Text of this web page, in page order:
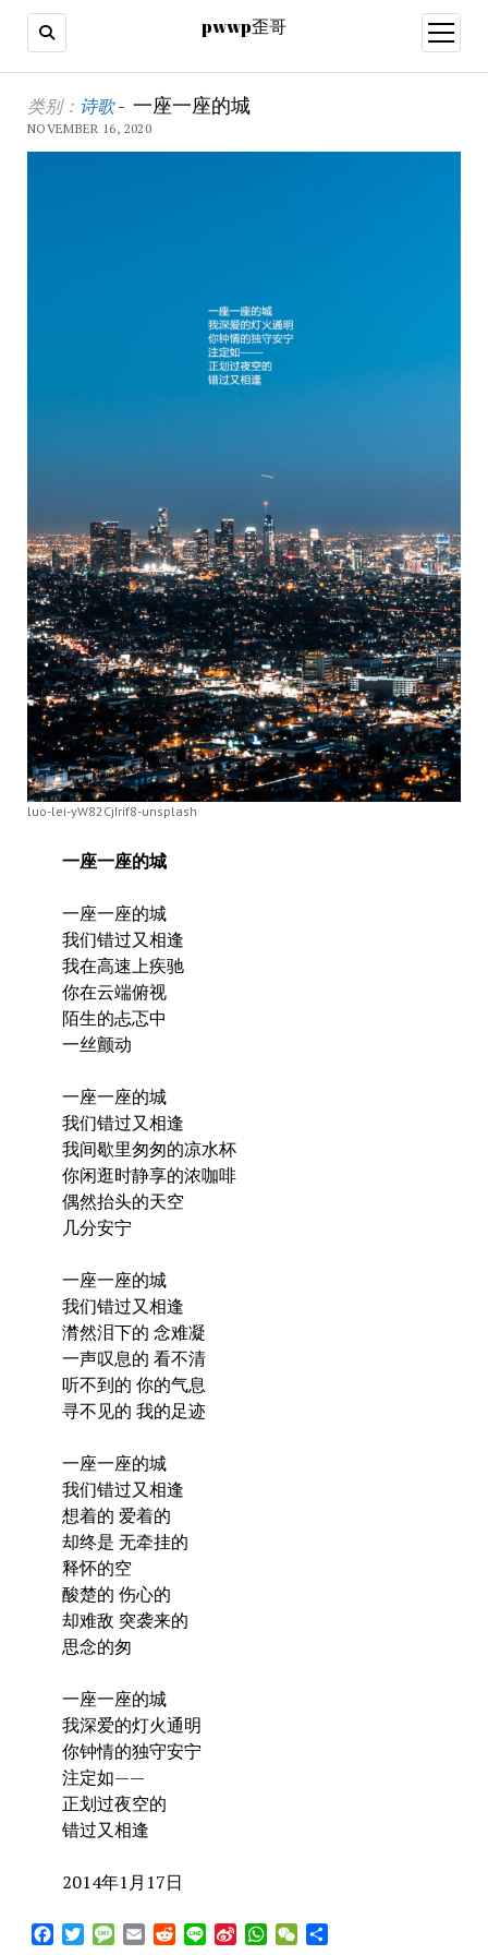
pwwp歪哥
open
menu
类别： 诗歌- 一座一座的城
NOVEMBER 16, 2020
luo-lei-yW82CjIrif8-unsplash
一座一座的城
一座一座的城
我们错过又相逢
我在高速上疾驰
你在云端俯视
陌生的忐忑中
一丝颤动
一座一座的城
我们错过又相逢
我间歇里匆匆的凉水杯
你闲逛时静享的浓咖啡
偶然抬头的天空
几分安宁
一座一座的城
我们错过又相逢
潸然泪下的 念难凝
一声叹息的 看不清
听不到的 你的气息
寻不见的 我的足迹
一座一座的城
我们错过又相逢
想着的 爱着的
却终是 无牵挂的
释怀的空
酸楚的 伤心的
却难敌 突袭来的
思念的匆
一座一座的城
我深爱的灯火通明
你钟情的独守安宁
注定如——
正划过夜空的
错过又相逢
2014年1月17日
Facebook
TwitterMessageEmailRedditLine Sina WhatsApp
WeChat